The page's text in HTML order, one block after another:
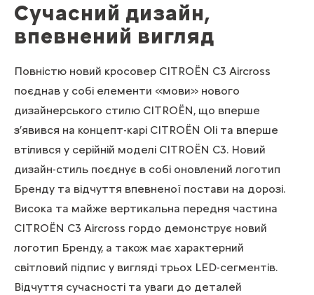
Сучасний дизайн,
впевнений вигляд
Повністю новий кросовер CITROЁN C3 Aircross
поєднав у собі елементи «мови» нового
дизайнерського стилю CITROЁN, що вперше
з’явився на концепт-карі CITROЁN Oli та вперше
втілився у серійній моделі CITROЁN C3. Новий
дизайн-стиль поєднує в собі оновлений логотип
Бренду та відчуття впевненої постави на дорозі.
Висока та майже вертикальна передня частина
CITROЁN C3 Aircross гордо демонструє новий
логотип Бренду, а також має характерний
світловий підпис у вигляді трьох LED-сегментів.
Відчуття сучасності та уваги до деталей